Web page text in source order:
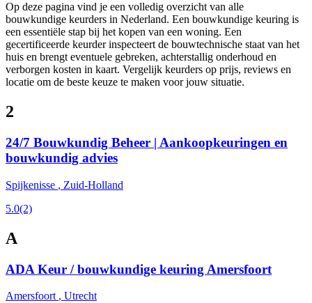
Op deze pagina vind je een volledig overzicht van alle
bouwkundige keurders in Nederland. Een bouwkundige keuring is
een essentiële stap bij het kopen van een woning. Een
gecertificeerde keurder inspecteert de bouwtechnische staat van het
huis en brengt eventuele gebreken, achterstallig onderhoud en
verborgen kosten in kaart. Vergelijk keurders op prijs, reviews en
locatie om de beste keuze te maken voor jouw situatie.
2
24/7 Bouwkundig Beheer | Aankoopkeuringen en
bouwkundig advies
Spijkenisse , Zuid-Holland
5.0(2)
A
ADA Keur / bouwkundige keuring Amersfoort
Amersfoort , Utrecht